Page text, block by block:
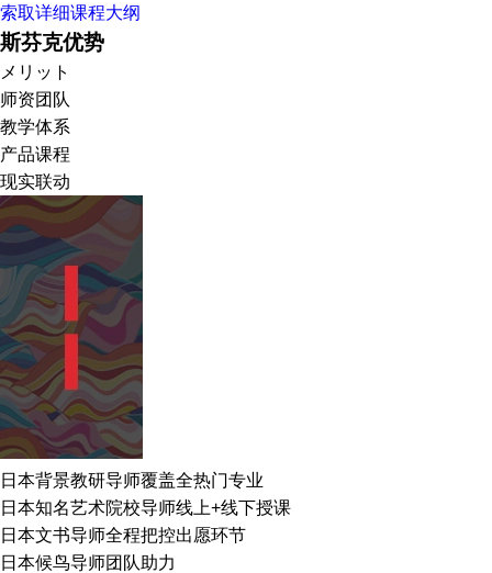
索取详细课程大纲
斯芬克优势
メリット
师资团队
教学体系
产品课程
现实联动
日本背景教研导师覆盖全热门专业
日本知名艺术院校导师线上+线下授课
日本文书导师全程把控出愿环节
日本候鸟导师团队助力